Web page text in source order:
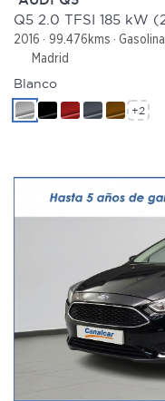
2016 99.476kms Gasolina
Madrid
Blanco
+2